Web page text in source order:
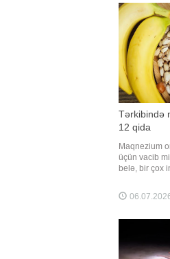
Tərkibində
12 qida
Maqnezium
üçün vacib
belə, bir çox
Diyetoloqlar
qida